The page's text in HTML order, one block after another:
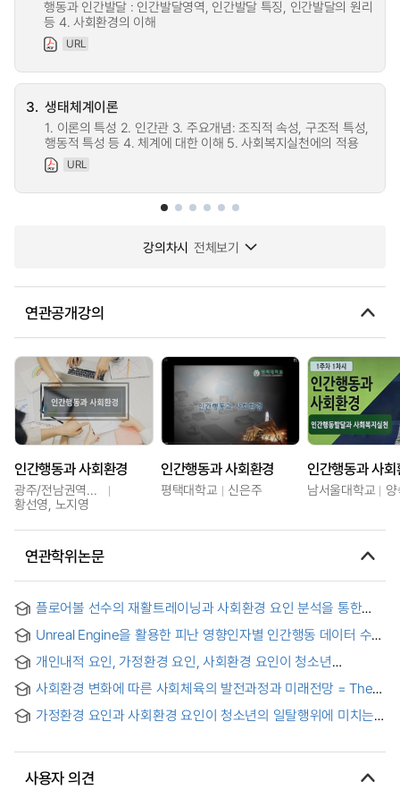
행동과 인간발달 : 인간발달영역, 인간발달 특징, 인간발달의 원리
등 4. 사회환경의 이해
URL
3. 생태체계이론
1. 이론의 특성 2. 인간관 3. 주요개념: 조직적 속성, 구조적 특성,
행동적 특성 등 4. 체계에 대한 이해 5. 사회복지실천에의 적용
URL
강의차시 전체보기
연관공개강의
인간행동과 사회환경
광주/전남권역센터
황선영, 노지영
인간행동과 사회환경
평택대학교 신은주
인간행동과 사
남서울대학교
연관학위논문
플로어볼 선수의 재활트레이닝과 사회환경 요인 분석을 통한
필드복귀 지원체계 개발 = Development of a Field-Return
Support System for Floorball Athletes Based on an
Analysis of Rehabilitation Training and Socio-Environmental
Factors
Unreal Engine을 활용한 피난 영향인자별 인간행동 데이터 수집
및 저장 자동화 플랫폼 개발 연구
개인내적 요인, 가정환경 요인, 사회환경 요인이 청소년
스마트미디어 중독에 미치는 영향 : 사회불안의 매개효과 = The
Effect of Intrapersonal Variables, Familial Variables, and
Social Environment Variables on Smart Media Addiction of
Youth
사회환경 변화에 따른 사회체육의 발전과정과 미래전망 = The
development process and future prospects of sport for all
in response to changes in the social environment
가정환경 요인과 사회환경 요인이 청소년의 일탈행위에 미치는
Background and Social Environment Factors on
사용자 의견